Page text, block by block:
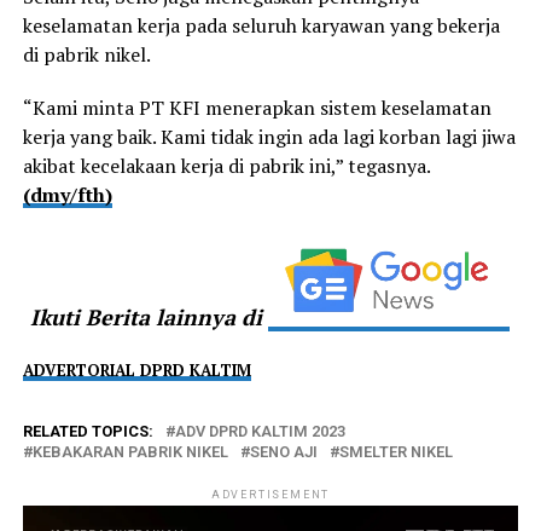
keselamatan kerja pada seluruh karyawan yang bekerja
di pabrik nikel.
“Kami minta PT KFI menerapkan sistem keselamatan
kerja yang baik. Kami tidak ingin ada lagi korban lagi jiwa
akibat kecelakaan kerja di pabrik ini,” tegasnya.
(dmy/fth)
Ikuti Berita lainnya di
ADVERTORIAL DPRD KALTIM
RELATED TOPICS:
ADV DPRD KALTIM 2023
KEBAKARAN PABRIK NIKEL
SENO AJI SMELTER NIKEL
ADVERTISEMENT